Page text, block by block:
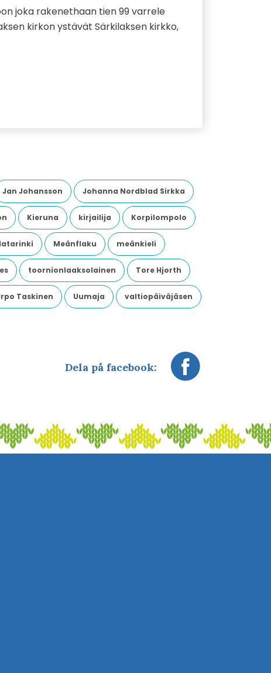
joka rakenethaan tien 99 varrele
kirkon ystävät Särkilaksen kirkko,
Jan Johansson Johanna Nordblad Sirkka
Kieruna kirjailija Korpilompolo
Meänflaku meänkieli
toornionlaaksolainen Tore Hjorth
Taskinen Uumaja valtiopäiväjäsen
Dela på facebook: